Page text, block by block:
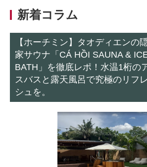
新着コラム
【ホーチミン】タオディエンの
家サウナ「CÁ HỒI SAUNA &
BATH」を徹底レポ！水温1桁の
スバスと露天風呂で究極のリフ
シュを。